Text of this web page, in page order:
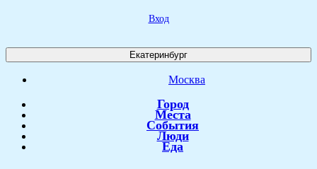
Вход
Екатеринбург
Москва
Город
Места
События
Люди
Еда